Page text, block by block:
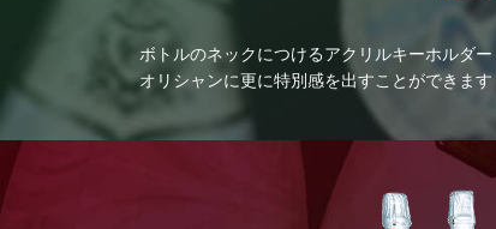
ボトルのネックにつけるアクリルキーホルダー
オリシャンに更に特別感を出すことができます